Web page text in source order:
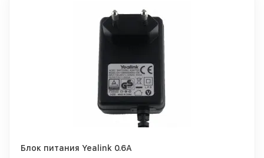
Блок питания Yealink 0.6A